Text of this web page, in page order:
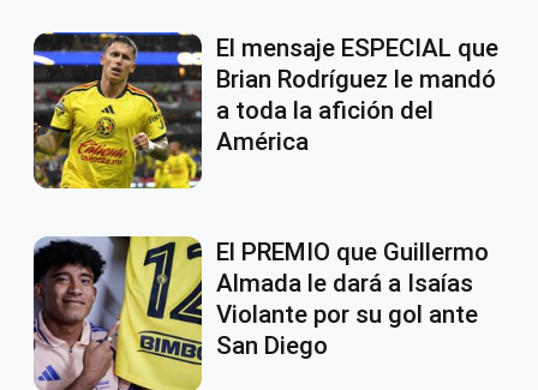
El mensaje ESPECIAL que
Brian Rodríguez le mandó
a toda la afición del
América
El PREMIO que Guillermo
Almada le dará a Isaías
Violante por su gol ante
San Diego